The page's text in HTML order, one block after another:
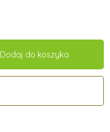
Dodaj do koszyka